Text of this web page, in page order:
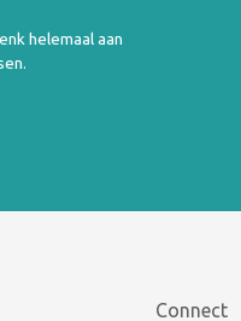
helemaal aan
Connect